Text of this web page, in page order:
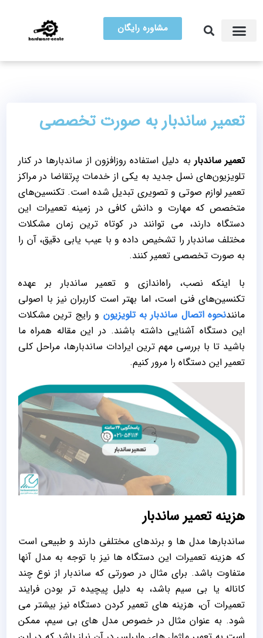
مشاوره رایگان
تعمیر ساندبار به صورت تخصصی
تعمیر ساندباربه‌ دلیل استفاده روزافزون از ساندبارها در کنار
تلویزیون‌های نسل جدید به یکی از خدمات پرتقاضا در مراکز
تعمیر لوازم صوتی و تصویری تبدیل شده است. تکنسین‌های
متخصص که مهارت و دانش کافی در زمینه تعمیرات این
دستگاه دارند، می ‌توانند در کوتاه‌ ترین زمان مشکلات
مختلف ساندبار را تشخیص داده و با عیب ‌یابی دقیق، آن را
به ‌صورت تخصصی تعمیر کنند.
با اینکه نصب، راه‌اندازی و تعمیر ساندبار بر عهده
تکنسین‌های فنی است، اما بهتر است کاربران نیز با اصولی
مانندنحوه اتصال ساندبار به تلویزیون و رایج‌ ترین مشکلات
این دستگاه آشنایی داشته باشند. در این مقاله همراه ما
باشید تا با بررسی مهم ‌ترین ایرادات ساندبارها، مراحل کلی
تعمیر این دستگاه را مرور کنیم.
هزینه تعمیر ساندبار
ساندبارها مدل ها و برندهای مختلفی دارند و طبیعی است
که هزینه تعمیرات این دستگاه ها نیز با توجه به مدل آنها
متفاوت باشد. برای مثال در صورتی که ساندبار از نوع چند
کاناله یا بی سیم باشد، به دلیل پیچیده تر بودن فرایند
تعمیرات آن، هزینه های تعمیر کردن دستگاه نیز بیشتر می
شود. به عنوان مثال در خصوص مدل های بی سیم، ممکن